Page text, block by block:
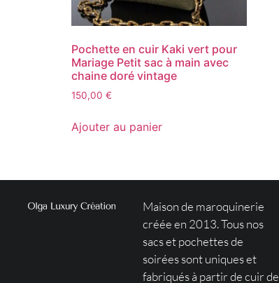
Pochette en cuir Kaki vert pour
Mariage Petit sac à main avec
chaine doré vintage
150,00 €
Ajouter au panier
Maison de maroquinerie
créée en 2013. Tous nos
sacs et pochettes de
soirées sont uniques et
fabriqués à partir de cuir de